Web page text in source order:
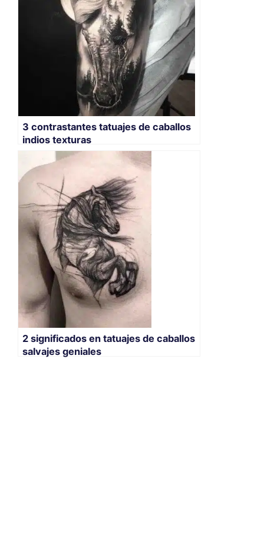
3 contrastantes tatuajes de caballos
indios texturas
2 significados en tatuajes de caballos
salvajes geniales